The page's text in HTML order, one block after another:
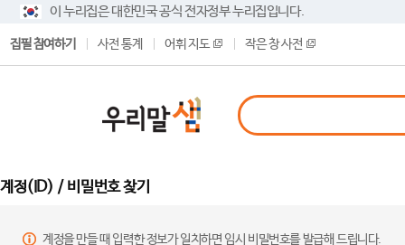
이 누리집은 대한민국 공식 전자정부 누리집입니다.
집필 참여하기 사전 통계 어휘 지도 작은 창 사전
계정(ID) / 비밀번호 찾기
계정을 만들 때 입력한 정보가 일치하면 임시 비밀번호를 발급해 드립니다.